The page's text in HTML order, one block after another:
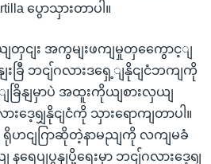
ပွောသှားတာပါ။
ျတှငျး အကွမျးဖကျမှုတှကွေောင့ျ
းခြီ ဘငျ်ဂလားဒရှေ့ျနိုငျငံဘကျကို
ြိနျမှာပဲ အထူးကိုယျစားလှယျ
ားဒေ့ရျှနိုငျငံကို သှားရောကျတာပါ။
ရိုဟငျဂြာဆိုတဲ့နာမညျကို လကျမခံ
ေပျပွနျပို့ရေးမှာ ဘငျ်ဂလားဒေ့ရျှ